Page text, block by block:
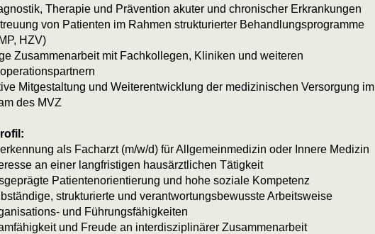
Therapie und Prävention akuter und chronischer Erkrankungen
von Patienten im Rahmen strukturierter Behandlungsprogramme
HZV)
Zusammenarbeit mit Fachkollegen, Kliniken und weiteren
Mitgestaltung und Weiterentwicklung der medizinischen Versorgung im
des MVZ
als Facharzt (m/w/d) für Allgemeinmedizin oder Innere Medizin
an einer langfristigen hausärztlichen Tätigkeit
Patientenorientierung und hohe soziale Kompetenz
strukturierte und verantwortungsbewusste Arbeitsweise
und Führungsfähigkeiten
und Freude an interdisziplinärer Zusammenarbeit